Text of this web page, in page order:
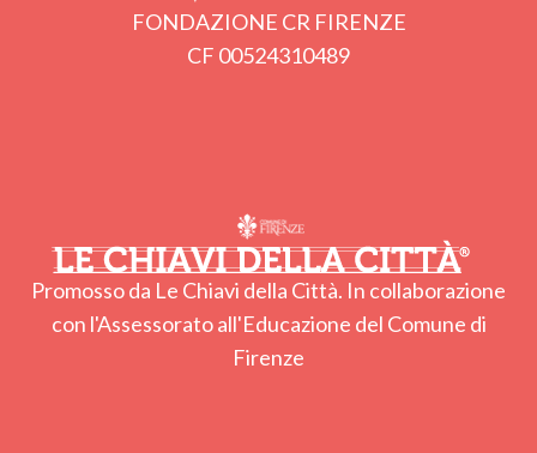
FONDAZIONE CR FIRENZE
CF 00524310489
Promosso da Le Chiavi della Città. In collaborazione
con l'Assessorato all'Educazione del Comune di
Firenze